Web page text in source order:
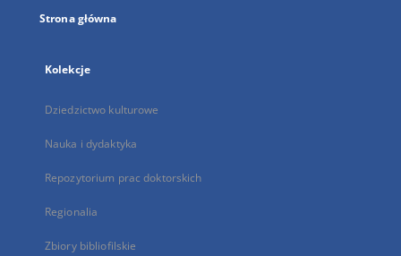
Strona główna
Kolekcje
Dziedzictwo kulturowe
Nauka i dydaktyka
Repozytorium prac doktorskich
Regionalia
Zbiory bibliofilskie